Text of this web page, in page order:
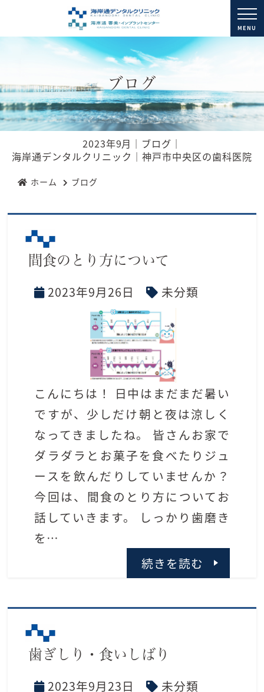
MENU
ブログ
2023年9月｜ブログ｜
海岸通デンタルクリニック｜神戸市中央区の歯科医院
ホーム ブログ
間食のとり方について
2023年9月26日 未分類
こんにちは！ 日中はまだまだ暑い
ですが、少しだけ朝と夜は涼しく
なってきましたね。 皆さんお家で
ダラダラとお菓子を食べたりジュ
ースを飲んだりしていませんか？
今回は、間食のとり方についてお
話していきます。 しっかり歯磨き
を…
続きを読む
歯ぎしり・食いしばり
2023年9月23日 未分類